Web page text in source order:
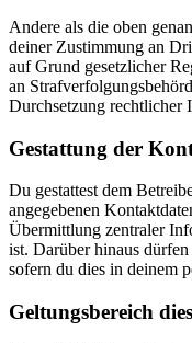
Andere als die oben
deiner Zustimmung an
auf Grund gesetzlicher
an
Durchsetzung rechtlicher
Gestattung der
Du gestattest dem
angegebenen
Übermittlung zentraler
ist. Darüber hinaus
sofern du dies in deinem
Geltungsbereich